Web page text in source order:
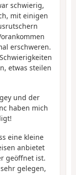
schwierig,
mit einigen
erschweren.
etwas steilen
und der
haben mich
eine kleine
anbietet
geöffnet ist.
gelegen,